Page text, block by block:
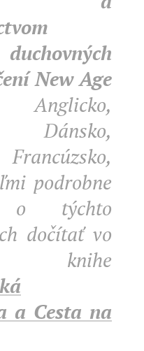
New Age
Dánsko,
podrobne
týchto
dočítať vo
knihe
a Cesta na